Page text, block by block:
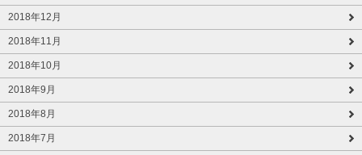
2018年12月
2018年11月
2018年10月
2018年9月
2018年8月
2018年7月